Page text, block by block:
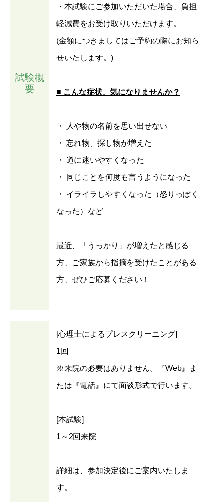
試験概
要
・本試験にご参加いただいた場合、 負担
軽減費をお受け取りいただけます。
(金額につきましてはご予約の際にお知ら
せいたします。)
■ こんな症状、気になりませんか？
・ 人や物の名前を思い出せない
・ 忘れ物、探し物が増えた
・ 道に迷いやすくなった
・ 同じことを何度も言うようになった
・ イライラしやすくなった（怒りっぽく
なった）など
最近、「うっかり」が増えたと感じる
方、ご家族から指摘を受けたことがある
方、ぜひご応募ください！
[心理士によるプレスクリーニング]
1回
※来院の必要はありません。『Web』ま
たは『電話』にて面談形式で行います。
[本試験]
1～2回来院
詳細は、参加決定後にご案内いたしま
す。